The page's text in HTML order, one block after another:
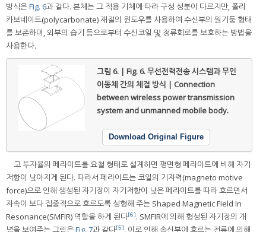
방식은Fig. 6과 같다. 본체는 그 적용 기체에 따라 구성 성분이 다르지만, 폴리
카보네이트(polycarbonate) 재질의 윈도우를 사용하여 수신부의 원기둥 형태
를 보존하며, 외부의 습기 등으로부터 수신코일 및 정류회로를 보호하는 방법을
사용한다.
그림 6. | Fig. 6.무선전력전송 시스템과 무인
이동체 간의 체결 방식 | Connection
between wireless power transmission
system and unmanned mobile body.
Download Original Figure
고 투자율의 페라이트를 요철 형태로 설계하면 평면형 페라이트에 비해 자기
저항이 낮아지게 된다. 따라서 페라이트는 코일의 기자력(magneto motive
force)으로 인해 생성된 자기장이 자기저항이 낮은 페라이트를 따라 흐르면서
자속이 보다 집중적으로 흐르도록 성형해 주는 Shaped Magnetic Field In
Resonance(SMFIR) 역할을 하게 된다[6]. SMFIR에 의해 형성된 자기장의 개
념을 보여주는 그림은Fig. 7과 같다[5]. 이로 인해 송신부에 흐르는 전류에 의해